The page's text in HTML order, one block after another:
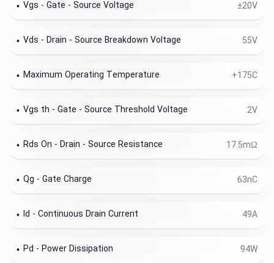
±20V
Vgs - Gate - Source Voltage
55V
Vds - Drain - Source Breakdown Voltage
+175C
Maximum Operating Temperature
2V
Vgs th - Gate - Source Threshold Voltage
17.5mΩ
Rds On - Drain - Source Resistance
63nC
Qg - Gate Charge
49A
Id - Continuous Drain Current
94W
Pd - Power Dissipation